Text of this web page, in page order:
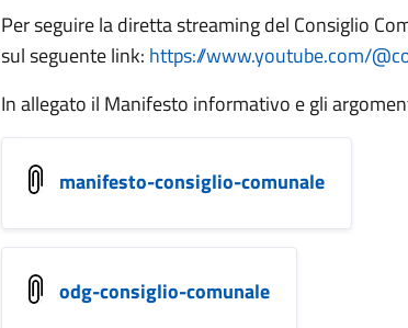
Per seguire la diretta streaming del Consiglio
sul seguente link: https://www.youtube.com/
In allegato il Manifesto informativo e gli
manifesto-consiglio-comunale
odg-consiglio-comunale